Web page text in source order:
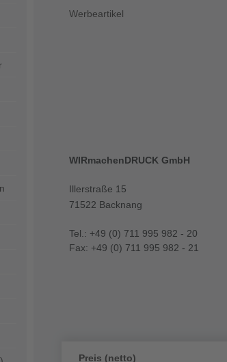
Preis (netto)
Werbeartikel
WIRmachenDRUCK GmbH
Illerstraße 15
71522 Backnang
Tel.: +49 (0) 711 995 982 - 20
Fax: +49 (0) 711 995 982 - 21